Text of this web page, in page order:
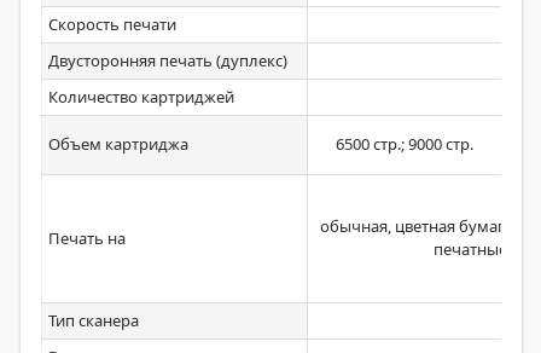
Скорость печати
Двусторонняя печать (дуплекс)
Количество картриджей
Объем картриджа 6500 стр.; 9000 стр.
Печать на
обычная, цветная бумага,
печатные
Тип сканера